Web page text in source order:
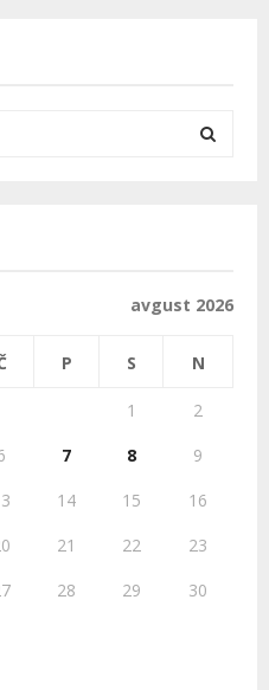
C
H
avgust 2026
P S N
1
2
7 8
9
14 15
16
21 22
23
28 29
30